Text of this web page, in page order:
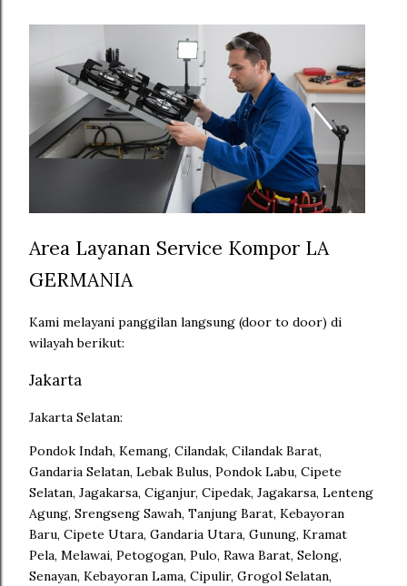
Area Layanan Service Kompor LA
GERMANIA
Kami melayani panggilan langsung (door to door) di
wilayah berikut:
Jakarta
Jakarta Selatan:
Pondok Indah, Kemang, Cilandak, Cilandak Barat,
Gandaria Selatan, Lebak Bulus, Pondok Labu, Cipete
Selatan, Jagakarsa, Ciganjur, Cipedak, Jagakarsa, Lenteng
Agung, Srengseng Sawah, Tanjung Barat, Kebayoran
Baru, Cipete Utara, Gandaria Utara, Gunung, Kramat
Pela, Melawai, Petogogan, Pulo, Rawa Barat, Selong,
Senayan, Kebayoran Lama, Cipulir, Grogol Selatan,